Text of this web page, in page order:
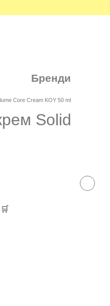
Бренди
Core Cream KOY 50 ml
Solid